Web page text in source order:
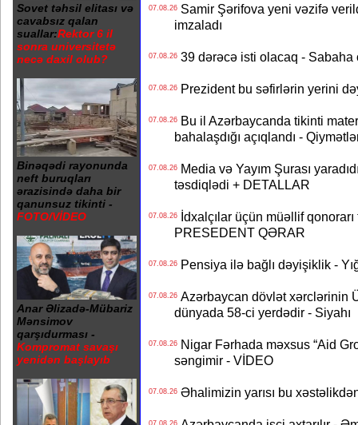
Sovet təhsil elitası və
cavabsız qalan
suallar:Rektor 6 il
sonra universitetə
necə daxil olub?
Binəqədi rayonunda
neft buruqları
ərazisində daha bir
qanunsuz tikinti -
FOTO/VİDEO
Anar Əlizadə-Mübariz
Mənsimov
qarşıdurması -
Kompromat savaşı
yenidən başlayıb
07.08.26Samir Şərifova yeni vəzifə
imzaladı
07.08.2639 dərəcə isti olacaq - Sabaha
07.08.26Prezident bu səfirlərin yerini
07.08.26Bu il Azərbaycanda tikinti
bahalaşdığı açıqlandı -
07.08.26Media və Yayım Şurası
təsdiqlədi + DETALLAR
07.08.26İdxalçılar üçün müəllif
PRESEDENT QƏRAR
07.08.26Pensiya ilə bağlı dəyişiklik -
07.08.26Azərbaycan dövlət xərclərinin
dünyada 58-ci yerdədir - Siyahı
07.08.26Nigar Fərhada məxsus “Aid
səngimir - VİDEO
07.08.26Əhalimizin yarısı bu
07.08.26